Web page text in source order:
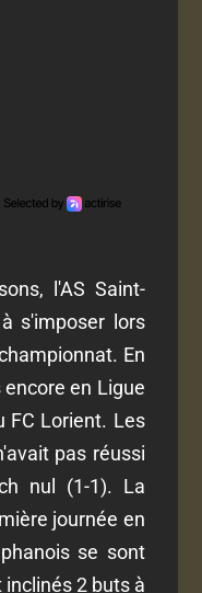
l'AS Saint-
s'imposer lors
En
en Ligue
FC Lorient. Les
pas réussi
nul (1-1). La
journée en
se sont
2 buts à